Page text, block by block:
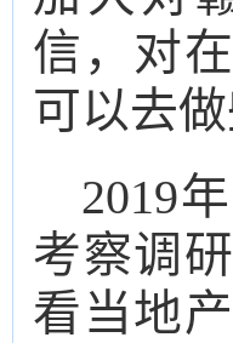
信，对
可以去
2019
考察调
看当地